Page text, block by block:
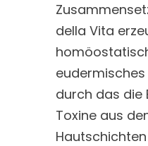
della Vita
durch das die
Toxine aus